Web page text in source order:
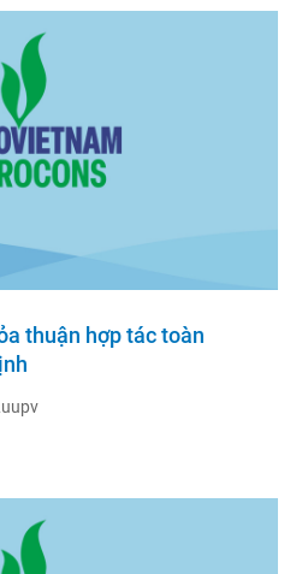
thuận hợp tác toàn